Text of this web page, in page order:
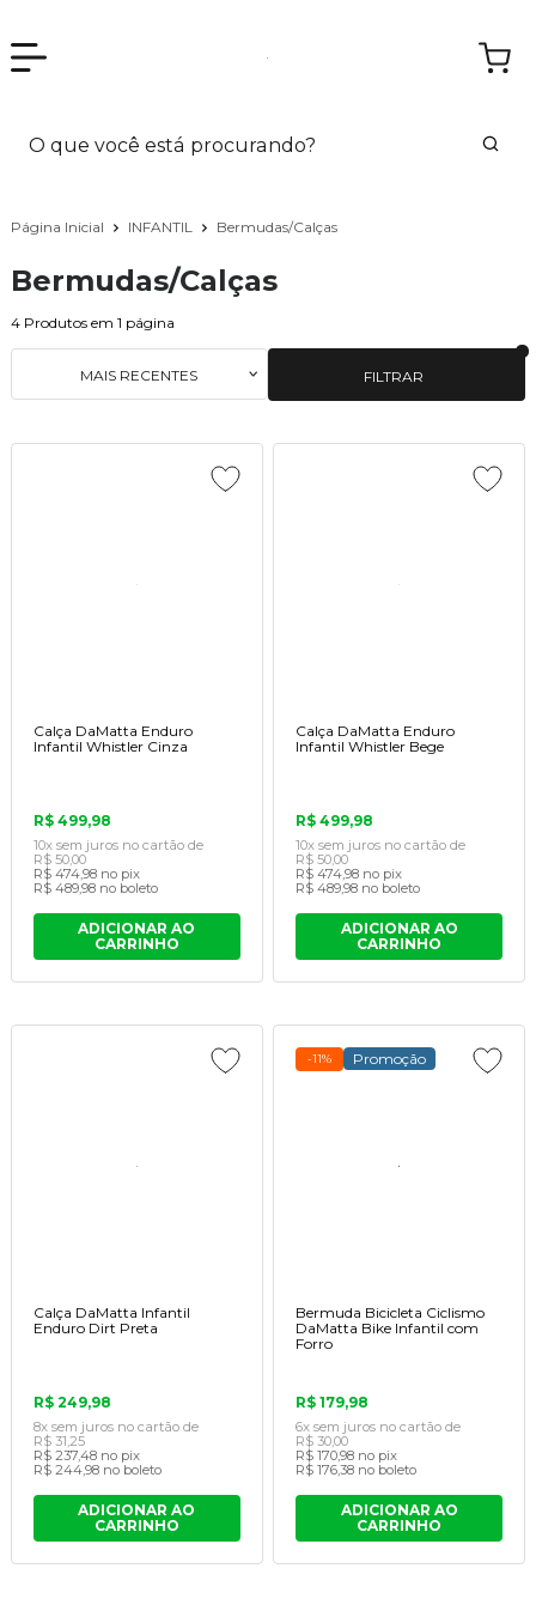
Página Inicial INFANTIL Bermudas/Calças
Bermudas/Calças
4 Produtos em 1 página
FILTRAR
MAIS RECENTES
Calça DaMatta Enduro
Infantil Whistler Cinza
R$ 499,98
10x sem juros no cartãode
R$ 50,00
R$ 474,98 no pix
R$ 489,98 no boleto
ADICIONAR AO
CARRINHO
Calça DaMatta Enduro
Infantil Whistler Bege
R$ 499,98
10x sem juros no cartão de
R$ 50,00
R$ 474,98 no pix
R$ 489,98 no boleto
ADICIONAR AO
CARRINHO
Calça DaMatta Infantil
Enduro Dirt Preta
R$ 249,98
8x sem juros no cartãode
R$ 31,25
R$ 237,48 no pix
R$ 244,98 no boleto
ADICIONAR AO
CARRINHO
-11% Promoção
Bermuda Bicicleta Ciclismo
DaMatta Bike Infantil com
Forro
R$ 179,98
6x sem juros no cartão de
R$ 30,00
R$ 170,98 no pix
R$ 176,38 no boleto
ADICIONAR AO
CARRINHO